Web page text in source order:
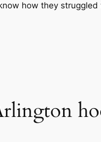
how they